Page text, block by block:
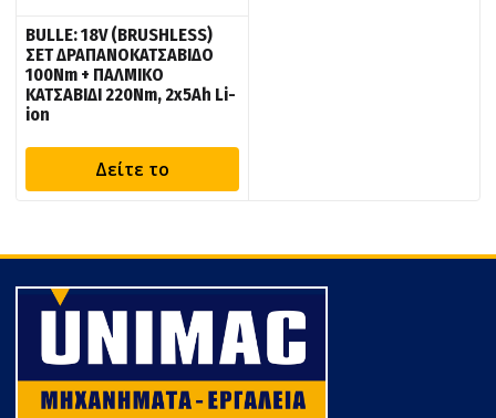
BULLE: 18V (BRUSHLESS)
ΣΕΤ ΔΡΑΠΑΝΟΚΑΤΣΑΒΙΔΟ
100Nm + ΠΑΛΜΙΚΟ
ΚΑΤΣΑΒΙΔΙ 220Nm, 2x5Ah Li-
ion
Δείτε το